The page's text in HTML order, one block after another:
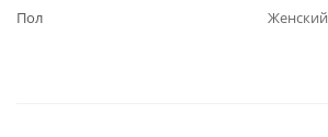
Пол
Женский